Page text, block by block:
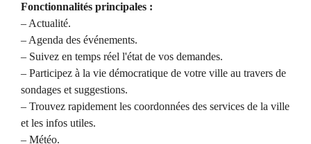
Fonctionnalités principales :
– Actualité.
– Agenda des événements.
– Suivez en temps réel l'état de vos demandes.
– Participez à la vie démocratique de votre ville au travers de
sondages et suggestions.
– Trouvez rapidement les coordonnées des services de la ville
et les infos utiles.
– Météo.